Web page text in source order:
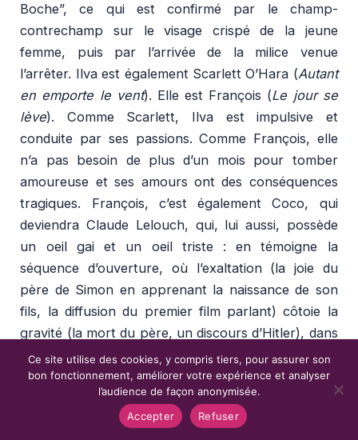
Boche”, ce qui est confirmé par le champ-
contrechamp sur le visage crispé de la jeune
femme, puis par l’arrivée de la milice venue
l’arrêter. Ilva est également Scarlett O’Hara (Autant
en emporte le vent). Elle est François (Le jour se
lève). Comme Scarlett, Ilva est impulsive et
conduite par ses passions. Comme François, elle
n’a pas besoin de plus d’un mois pour tomber
amoureuse et ses amours ont des conséquences
tragiques. François, c’est également Coco, qui
deviendra Claude Lelouch, qui, lui aussi, possède
un oeil gai et un oeil triste : en témoigne la
séquence d’ouverture, où l’exaltation (la joie du
père de Simon en apprenant la naissance de son
fils, la diffusion du premier film parlant) côtoie la
gravité (la mort du père, un discours d’Hitler), dans
une succession parfois ironique. Madame Laurent,
dansRemorques, c’est le père d’Ilva, hors-champ
dans sa cabine de projection, trahi par l’être aimé.
Avec ces extraits, Lelouch ne rend pas seulement
Ce site utilise des cookies, y compris tiers, pour assurer son
bon fonctionnement, améliorer votre expérience et analyser
l’audience de façon anonymisée.
Accepter
Refuser